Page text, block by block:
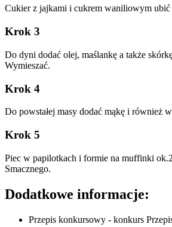
Cukier z jajkami i cukrem waniliowym ubić
Krok 3
Do dyni dodać olej, maślankę a także
Wymieszać.
Krok 4
Do powstałej masy dodać mąkę i również
Krok 5
Piec w papilotkach i formie na muffinki
Smacznego.
Dodatkowe informacje:
Przepis konkursowy - konkurs